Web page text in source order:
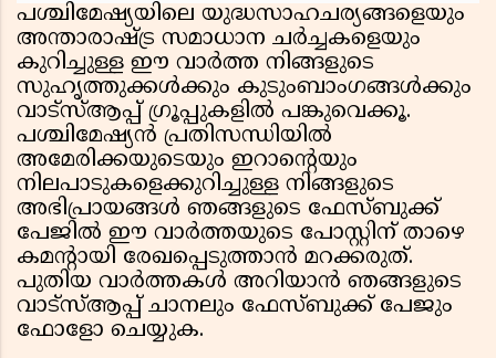
പശ്ചിമേഷ്യയിലെ യുദ്ധസാഹചര്യങ്ങളെയും
അന്താരാഷ്ട്ര സമാധാന ചർച്ചകളെയും
കുറിച്ചുള്ള ഈ വാർത്ത നിങ്ങളുടെ
സുഹൃത്തുക്കൾക്കും കുടുംബാംഗങ്ങൾക്കും
വാട്സ്ആപ്പ് ഗ്രൂപ്പുകളിൽ പങ്കുവെക്കൂ.
പശ്ചിമേഷ്യൻ പ്രതിസന്ധിയിൽ
അമേരിക്കയുടെയും ഇറാന്റെയും
നിലപാടുകളെക്കുറിച്ചുള്ള നിങ്ങളുടെ
അഭിപ്രായങ്ങൾ ഞങ്ങളുടെ ഫേസ്ബുക്ക്
പേജിൽ ഈ വാർത്തയുടെ പോസ്റ്റിന് താഴെ
കമന്റായി രേഖപ്പെടുത്താൻ മറക്കരുത്.
പുതിയ വാർത്തകൾ അറിയാൻ ഞങ്ങളുടെ
വാട്സ്ആപ്പ് ചാനലും ഫേസ്ബുക്ക് പേജും
ഫോളോ ചെയ്യുക.